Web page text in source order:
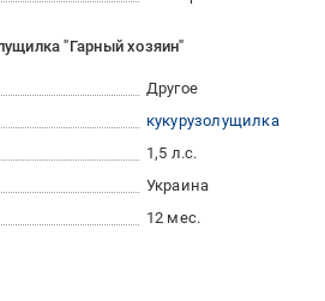
"Гарный хозяин"
Другое
кукурузолущилка
1,5 л.с.
Украина
12 мес.